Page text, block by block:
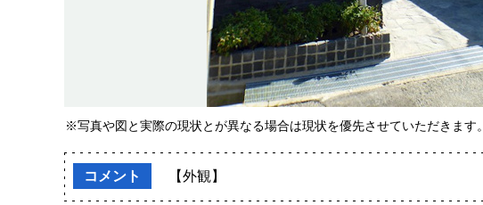
※写真や図と実際の現状とが異なる場合は現状を優先させていただきます。
コメント 【外観】